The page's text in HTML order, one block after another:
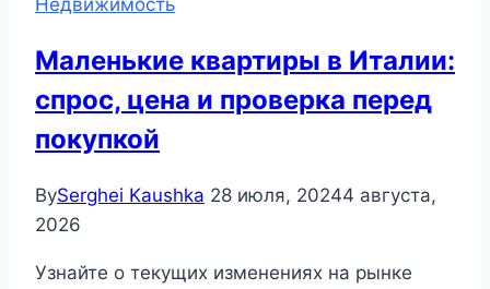
Недвижимость
Маленькие квартиры в Италии:
спрос, цена и проверка перед
покупкой
BySerghei Kaushka 28 июля, 20244 августа,
2026
Узнайте о текущих изменениях на рынке